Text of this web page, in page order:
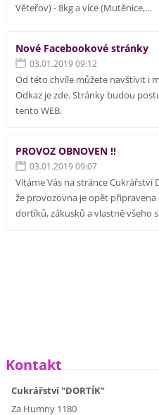
Věteřov) - 8kg a více (Mutěnice,...
Nové Facebookové stránky
03.01.2019 09:12
Od této chvíle můžete navštívit i
Odkaz je zde. Stránky budou
tento WEB.
PROVOZ OBNOVEN !!
03.01.2019 09:07
Vítáme Vás na stránce
že provozovna je opět
dortíků, zákusků a vlastně všeho
Kontakt
Cukrářství "DORTÍK"
Za Humny 1180